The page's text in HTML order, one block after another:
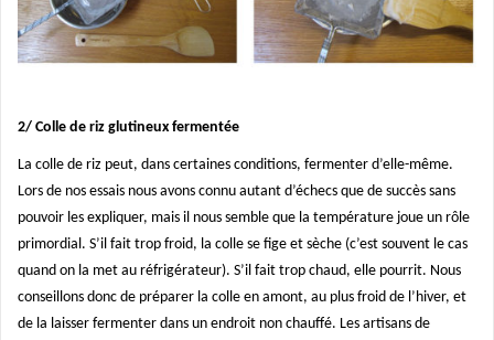
2/ Colle de riz glutineux fermentée
La colle de riz peut, dans certaines conditions, fermenter d’elle-même.
Lors de nos essais nous avons connu autant d’échecs que de succès sans
pouvoir les expliquer, mais il nous semble que la température joue un rôle
primordial. S’il fait trop froid, la colle se fige et sèche (c’est souvent le cas
quand on la met au réfrigérateur). S’il fait trop chaud, elle pourrit. Nous
conseillons donc de préparer la colle en amont, au plus froid de l’hiver, et
de la laisser fermenter dans un endroit non chauffé. Les artisans de